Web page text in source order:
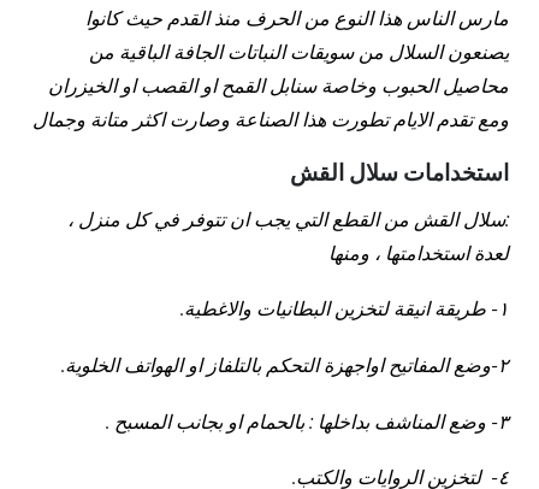
مارس الناس هذا النوع من الحرف منذ القدم حيث كانوا
يصنعون السلال من سويقات النباتات الجافة الباقية من
محاصيل الحبوب وخاصة سنابل القمح او القصب او الخيزران
ومع تقدم الايام تطورت هذا الصناعة وصارت اكثر متانة وجمال
استخدامات سلال القش
:سلال القش من القطع التي يجب ان تتوفر في كل منزل ،
لعدة استخدامتها ، ومنها
١- طريقة انيقة لتخزين البطانيات والاغطية.
٢-وضع المفاتيح اواجهزة التحكم بالتلفاز او الهواتف الخلوية.
٣- وضع المناشف بداخلها : بالحمام او بجانب المسبح .
٤- لتخزين الروايات والكتب.